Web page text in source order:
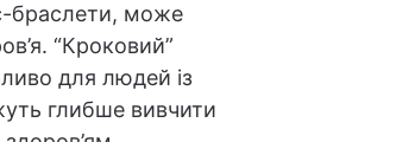
браслети, може
“Кроковий”
для людей із
глибше вивчити